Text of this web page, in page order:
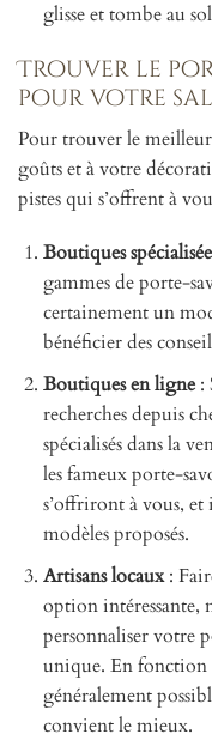
glisse et tombe au
Trouver le
pour votre
Pour trouver le
goûts et à votre
pistes qui s’offrent à
Boutiques
gammes de porte-
certainement un
bénéficier des
Boutiques en ligne:
recherches depuis
spécialisés dans la
les fameux porte-
s’offriront à vous, et
modèles proposés.
Artisans locaux:
option intéressante,
personnaliser votre
unique. En fonction
généralement
convient le mieux.